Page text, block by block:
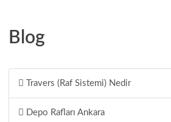
Blog
Travers (Raf Sistemi) Nedir
Depo Rafları Ankara